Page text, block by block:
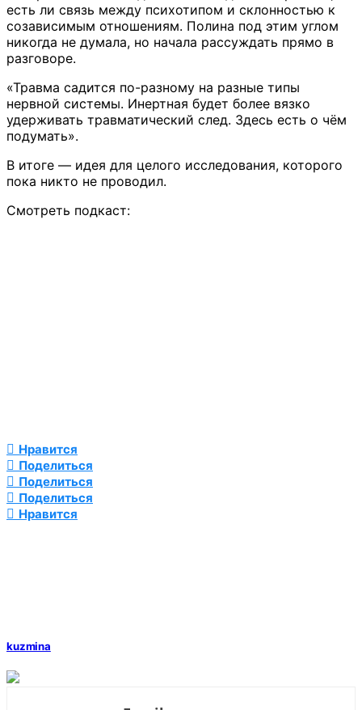
есть ли связь между психотипом и склонностью к
созависимым отношениям. Полина под этим углом
никогда не думала, но начала рассуждать прямо в
разговоре.
«Травма садится по-разному на разные типы
нервной системы. Инертная будет более вязко
удерживать травматический след. Здесь есть о чём
подумать».
В итоге — идея для целого исследования, которого
пока никто не проводил.
Смотреть подкаст:
Нравится
Поделиться
Поделиться
Поделиться
Нравится
kuzmina